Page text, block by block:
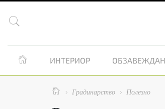

 ИНТЕРИОР
  Градинарство  Полезно